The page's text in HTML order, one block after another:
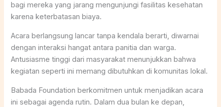
bagi mereka yang jarang mengunjungi fasilitas kesehatan
karena keterbatasan biaya.
Acara berlangsung lancar tanpa kendala berarti, diwarnai
dengan interaksi hangat antara panitia dan warga.
Antusiasme tinggi dari masyarakat menunjukkan bahwa
kegiatan seperti ini memang dibutuhkan di komunitas lokal.
Babada Foundation berkomitmen untuk menjadikan acara
ini sebagai agenda rutin. Dalam dua bulan ke depan,